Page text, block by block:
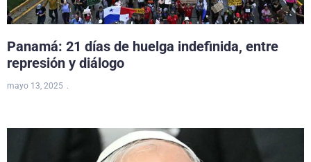
Panamá: 21 días de huelga indefinida, entre
represión y diálogo
mayo 13, 2025